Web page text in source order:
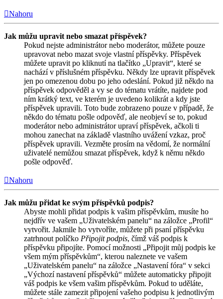
Nahoru
Jak můžu upravit nebo smazat příspěvek?
Pokud nejste administrátor nebo moderátor, můžete pouze
upravovat nebo mazat svoje vlastní příspěvky. Příspěvek
můžete upravit po kliknutí na tlačítko „Upravit“, které se
nachází v příslušném příspěvku. Někdy lze upravit příspěvek
jen po omezenou dobu po jeho odeslání. Pokud již někdo na
příspěvek odpověděl a vy se do tématu vrátíte, najdete pod
ním krátký text, ve kterém je uvedeno kolikrát a kdy jste
příspěvek upravili. Toto bude zobrazeno pouze v případě, že
někdo do tématu pošle odpověď, ale neobjeví se to, pokud
moderátor nebo administrátor upraví příspěvek, ačkoli ti
mohou zanechat na základě vlastního uvážení vzkaz, proč
příspěvek upravili. Vezměte prosím na vědomí, že normální
uživatelé nemůžou smazat příspěvek, když k němu někdo
pošle odpověď.
Nahoru
Jak můžu přidat ke svým příspěvků podpis?
Abyste mohli přidat podpis k vašim příspěvkům, musíte ho
nejdřív ve vašem „Uživatelském panelu“ na záložce „Profil“
vytvořit. Jakmile ho vytvoříte, můžete při psaní příspěvku
zatrhnout políčko Připojit podpis, čímž váš podpis k
příspěvku připojíte. Pomocí možnosti „Připojit můj podpis ke
všem mým příspěvkům“, kterou naleznete ve vašem
„Uživatelském panelu“ na záložce „Nastavení fóra“ v sekci
„Výchozí nastavení příspěvků“ můžete automaticky připojit
váš podpis ke všem vašim příspěvkům. Pokud to uděláte,
můžete stále zamezit připojení vašeho podpisu k jednotlivým